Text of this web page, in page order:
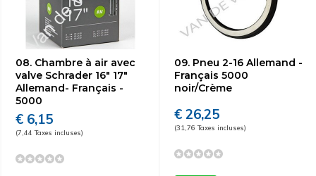
08. Chambre à air avec
valve Schrader 16" 17"
Allemand- Français -
5000
€ 6,15
(7,44 Taxes incluses)
09. Pneu 2-16 Allemand -
Français 5000
noir/Crème
€ 26,25
(31,76 Taxes incluses)